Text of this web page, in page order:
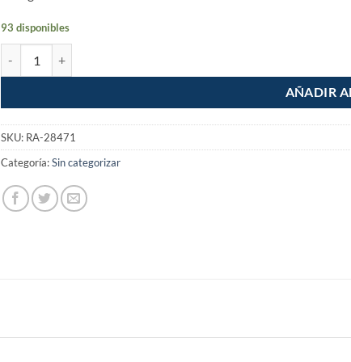
93 disponibles
AÑADIR
SKU: RA-28471
Categoría:Sin categorizar